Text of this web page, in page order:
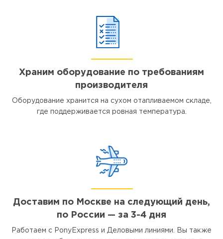
Храним оборудование по требованиям
производителя
Оборудование хранится на сухом отапливаемом складе,
где поддерживается ровная температура.
Доставим по Москве на следующий день,
по России — за 3-4 дня
Работаем с PonyExpress и Деловыми линиями. Вы также